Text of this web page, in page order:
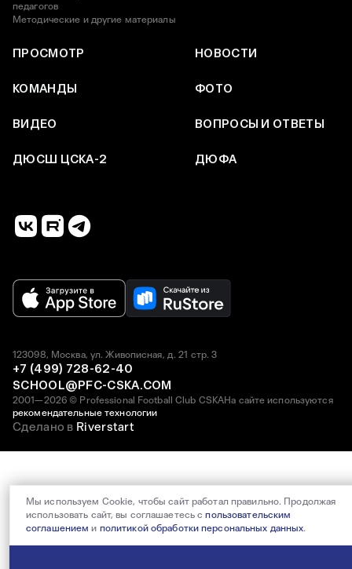
педагогов
Методические и другие материалы
ПРОСМОТР НОВОСТИ
КОМАНДЫ ФОТО
ВИДЕО ВОПРОСЫ И ОТВЕТЫ
ДЮСШ ЦСКА-2 ДЮФА
2001—2026 © Professional Football Club CSKAНа сайте используются
рекомендательные технологии
123098, Москва, ул. Живописная, д. 21 стр. 3
+7 (499) 728-62-40
SCHOOL@PFC-CSKA.COM
Сделано в Riverstart
Мы используем Cookie, чтобы сайт работал правильно. Продолжая
использовать сайт, вы соглашаетесь спользовательским
соглашением и политикой обработки персональных данных.